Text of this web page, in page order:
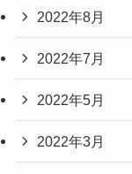
2022年8月
2022年7月
2022年5月
2022年3月